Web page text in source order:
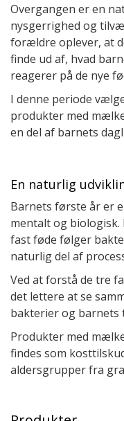
Overgangen er en
nysgerrighed og
forældre oplever, at
finde ud af, hvad
reagerer på de nye
I denne periode
produkter med
en del af barnets
En naturlig
Barnets første år er
mentalt og
fast føde følger
naturlig del af
Ved at forstå de tre
det lettere at se
bakterier og barnets
Produkter med
findes som
aldersgrupper fra